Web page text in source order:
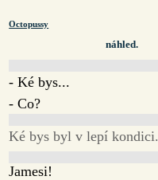
Octopussy
náhled.
- Ké bys...
- Co?
Ké bys byl v lepí kondici.
Jamesi!